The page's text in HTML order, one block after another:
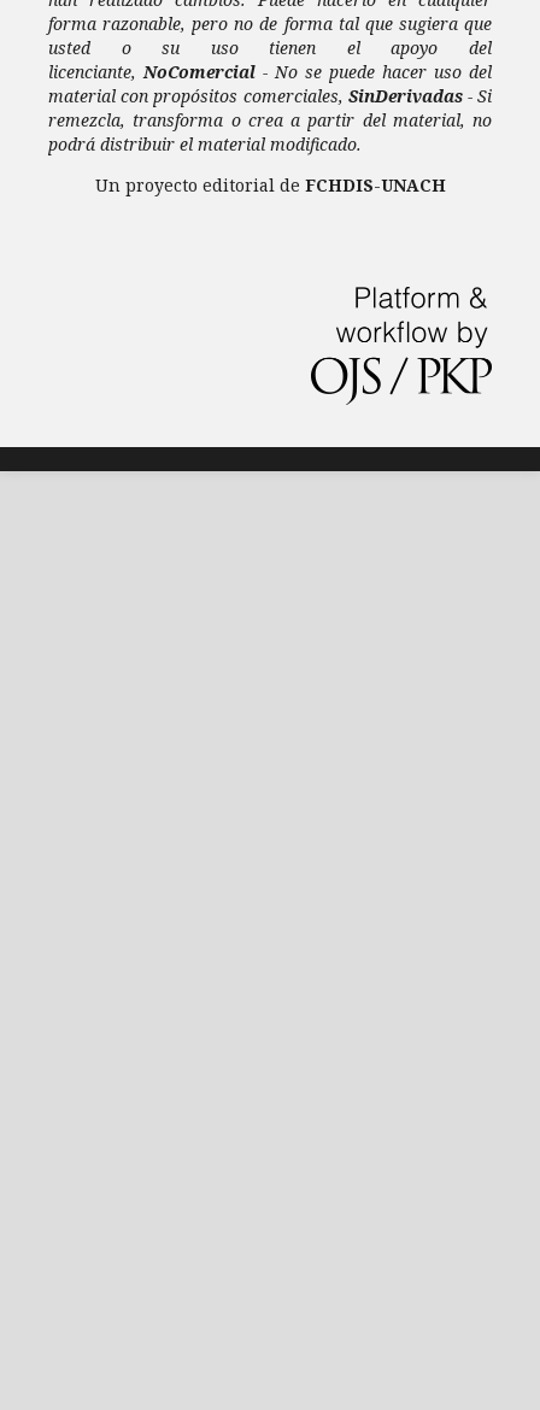
forma razonable, pero no de forma tal que sugiera que
usted o su uso tienen el apoyo del
licenciante,NoComercial - No se puede hacer uso del
material con propósitos comerciales, SinDerivadas- Si
remezcla, transforma o crea a partir del material, no
podrá distribuir el material modificado.
Un proyecto editorial de FCHDIS-UNACH